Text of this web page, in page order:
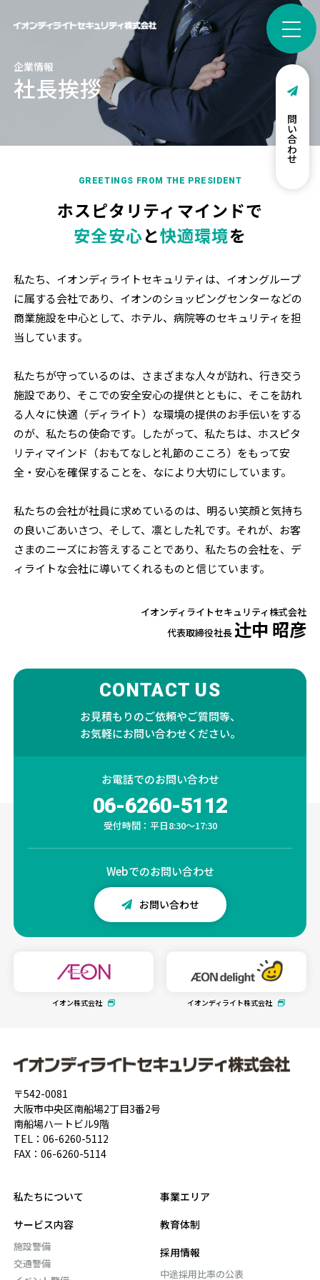
お問い合わせ
企業情報
社長挨拶
GREETINGS FROM THE PRESIDENT
ホスピタリティマインドで
安全安心と快適環境を
私たち、イオンディライトセキュリティは、イオングループ
に属する会社であり、イオンのショッピングセンターなどの
商業施設を中心として、ホテル、病院等のセキュリティを担
当しています。
私たちが守っているのは、さまざまな人々が訪れ、行き交う
施設であり、そこでの安全安心の提供とともに、そこを訪れ
る人々に快適（ディライト）な環境の提供のお手伝いをする
のが、私たちの使命です。したがって、私たちは、ホスピタ
リティマインド（おもてなしと礼節のこころ）をもって安
全・安心を確保することを、なにより大切にしています。
私たちの会社が社員に求めているのは、明るい笑顔と気持ち
の良いごあいさつ、そして、凛とした礼です。それが、お客
さまのニーズにお答えすることであり、私たちの会社を、デ
ィライトな会社に導いてくれるものと信じています。
イオンディライトセキュリティ株式会社
代表取締役社長 辻󠄀中 昭彦
CONTACT US
お見積もりのご依頼やご質問等、
お気軽にお問い合わせください。
お電話でのお問い合わせ
06-6260-5112
受付時間：平日8:30～17:30
Webでのお問い合わせ
お問い合わせ
イオン株式会社 イオンディライト株式会社
〒542-0081
大阪市中央区南船場2丁目3番2号
南船場ハートビル9階
TEL： 06-6260-5112
FAX：06-6260-5114
私たちについて
サービス内容
施設警備
交通警備
事業エリア
教育体制
採用情報
中途採用比率の公表